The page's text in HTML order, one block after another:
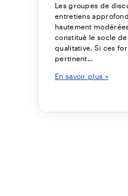
Les groupes de
entretiens
hautement
constitué le socle
qualitative. Si ces
pertinent...
En savoir plus >